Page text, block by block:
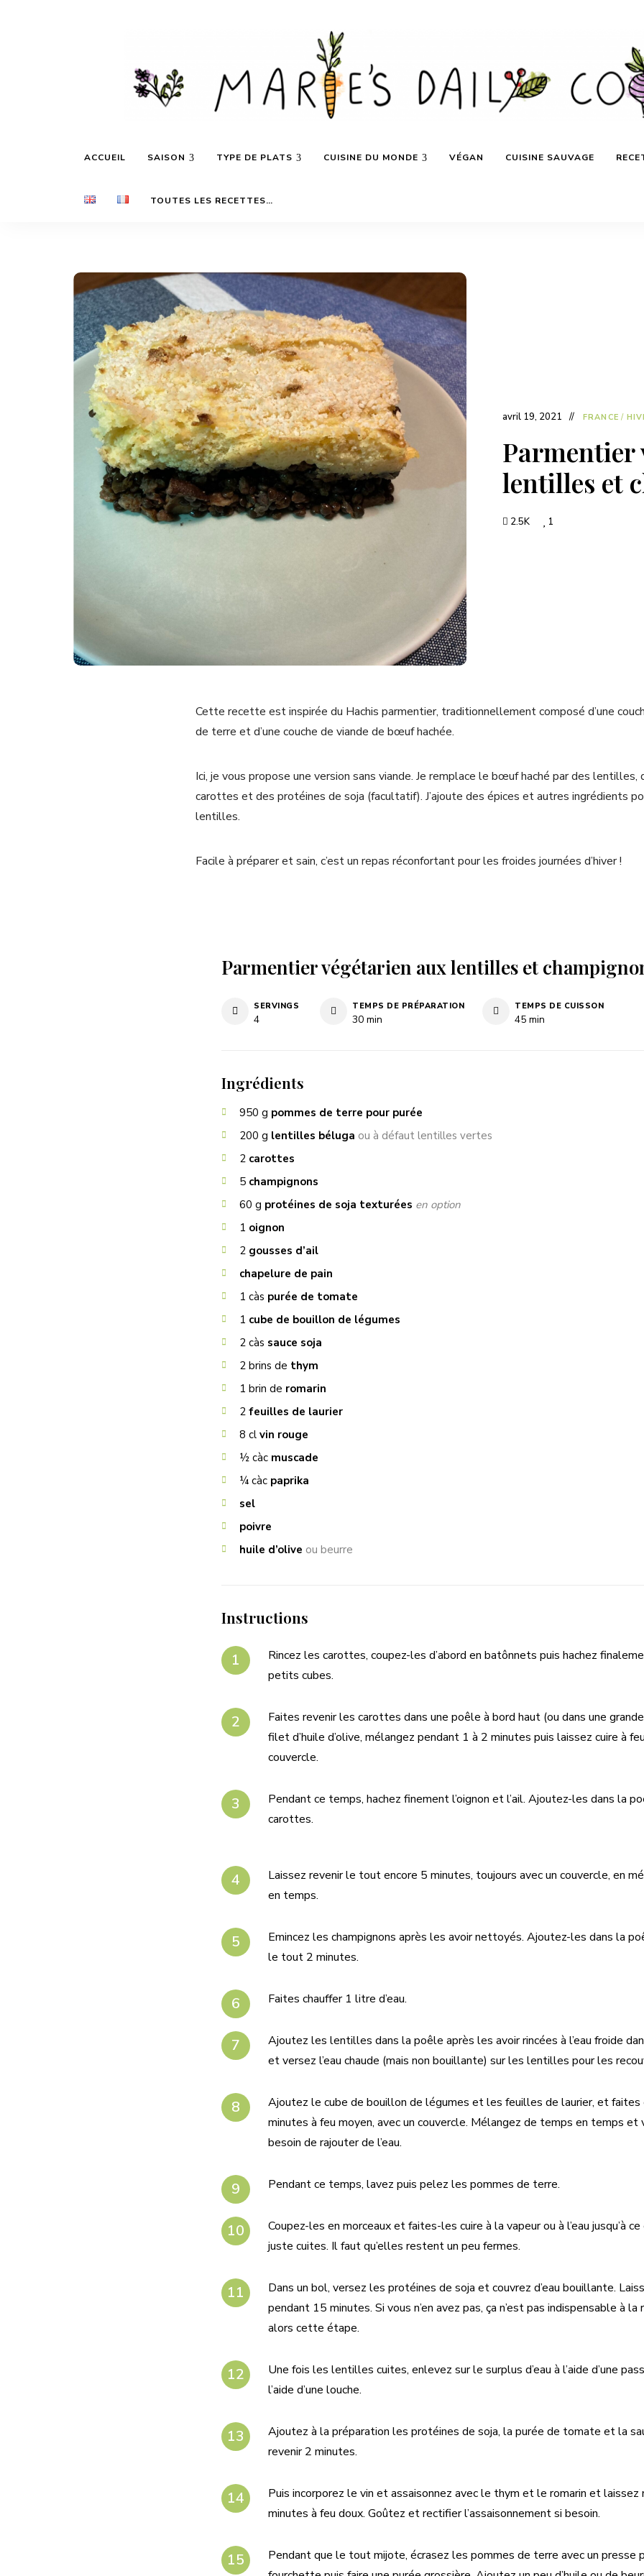
Marie's
Daily
recettes
inspirées
saisons
ACCUEIL SAISON TYPE DE PLATS CUISINE DU MONDE VÉGAN CUISINE SAUVAGE
TOUTES LES RECETTES…
avril 19, 2021 FRANCE /
Parmentier
lentilles et
2.5K 1
Cette recette est inspirée du Hachis parmentier, traditionnellement composé d’une
de terre et d’une couche de viande de bœuf hachée.
Ici, je vous propose une version sans viande. Je remplace le bœuf haché par des lentilles,
carottes et des protéines de soja (facultatif). J’ajoute des épices et autres ingrédients
lentilles.
Facile à préparer et sain, c’est un repas réconfortant pour les froides journées d’hiver !
Parmentier végétarien aux lentilles et
SERVINGS
4
TEMPS DE PRÉPARATION
30minutes
min
TEMPS DE CUISSON
45minutes
min
Ingrédients
950 g pommes de terre pour purée
200 g lentilles béluga ou à défaut lentilles vertes
2 carottes
5 champignons
60 g protéines de soja texturées en option
1 oignon
2 gousses d’ail
chapelure de pain
1 càs purée de tomate
1 cube de bouillon de légumes
2 càs sauce soja
2 brins de thym
1 brin de romarin
2 feuilles de laurier
8 cl vin rouge
½ càc muscade
¼ càc paprika
sel
poivre
huile d’olive ou beurre
Instructions
Rincez les carottes, coupez-les d’abord en batônnets puis hachez
petits cubes.
Faites revenir les carottes dans une poêle à bord haut (ou dans une
filet d’huile d’olive, mélangez pendant 1 à 2 minutes puis laissez cuire à
couvercle.
Pendant ce temps, hachez finement l’oignon et l’ail. Ajoutez-les dans la
carottes.
Laissez revenir le tout encore 5 minutes, toujours avec un couvercle, en
en temps.
Emincez les champignons après les avoir nettoyés. Ajoutez-les dans la
le tout 2 minutes.
Faites chauffer 1 litre d’eau.
Ajoutez les lentilles dans la poêle après les avoir rincées à l’eau froide
et versez l’eau chaude (mais non bouillante) sur les lentilles pour les
Ajoutez le cube de bouillon de légumes et les feuilles de laurier, et faites
minutes à feu moyen, avec un couvercle. Mélangez de temps en temps et
besoin de rajouter de l’eau.
Pendant ce temps, lavez puis pelez les pommes de terre.
Coupez-les en morceaux et faites-les cuire à la vapeur ou à l’eau jusqu’à
juste cuites. Il faut qu’elles restent un peu fermes.
Dans un bol, versez les protéines de soja et couvrez d’eau bouillante.
pendant 15 minutes. Si vous n’en avez pas, ça n’est pas indispensable à
alors cette étape.
Une fois les lentilles cuites, enlevez sur le surplus d’eau à l’aide d’une
l’aide d’une louche.
Ajoutez à la préparation les protéines de soja, la purée de tomate et la
revenir 2 minutes.
Puis incorporez le vin et assaisonnez avec le thym et le romarin et
minutes à feu doux. Goûtez et rectifier l’assaisonnement si besoin.
Pendant que le tout mijote, écrasez les pommes de terre avec un presse